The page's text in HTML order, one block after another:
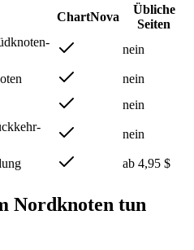
ChartNova
Übliche
Seiten
nein
nein
nein
nein
ab 4,95 $
Nordknoten tun